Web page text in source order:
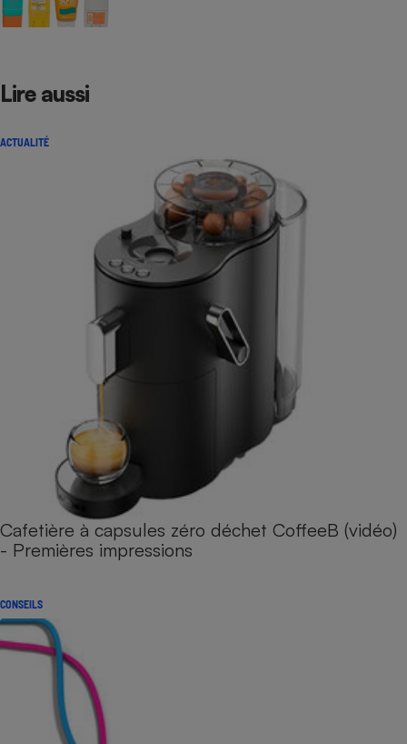
Lire aussi
ACTUALITÉ
Cafetière à capsules zéro déchet CoffeeB (vidéo)
- Premières impressions
CONSEILS